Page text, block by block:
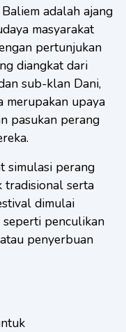
masyarakat
pertunjukan
diangkat dari
sub-klan Dani,
merupakan upaya
pasukan perang
simulasi perang
tradisional serta
dimulai
penculikan
penyerbuan